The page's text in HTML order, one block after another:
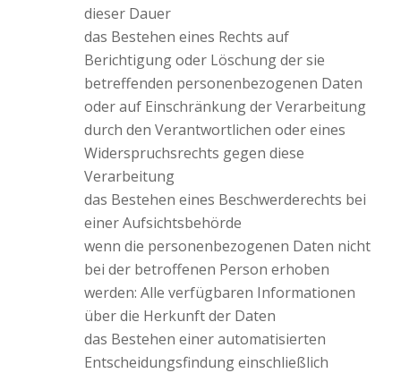
dieser Dauer
das Bestehen eines Rechts auf
Berichtigung oder Löschung der sie
betreffenden personenbezogenen Daten
oder auf Einschränkung der Verarbeitung
durch den Verantwortlichen oder eines
Widerspruchsrechts gegen diese
Verarbeitung
das Bestehen eines Beschwerderechts bei
einer Aufsichtsbehörde
wenn die personenbezogenen Daten nicht
bei der betroffenen Person erhoben
werden: Alle verfügbaren Informationen
über die Herkunft der Daten
das Bestehen einer automatisierten
Entscheidungsfindung einschließlich